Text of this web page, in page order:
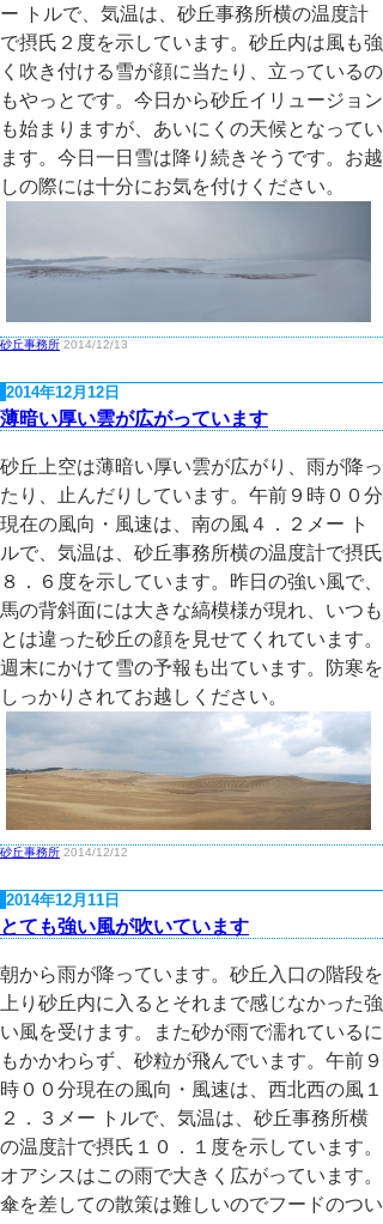
ー トルで、気温は、砂丘事務所横の温度計
で摂氏２度を示しています。砂丘内は風も強
く吹き付ける雪が顔に当たり、立っているの
もやっとです。今日から砂丘イリュージョン
も始まりますが、あいにくの天候となってい
ます。今日一日雪は降り続きそうです。お越
しの際には十分にお気を付けください。
砂丘事務所 2014/12/13
2014年12月12日
薄暗い厚い雲が広がっています
砂丘上空は薄暗い厚い雲が広がり、雨が降っ
たり、止んだりしています。午前９時００分
現在の風向・風速は、南の風４．２メー ト
ルで、気温は、砂丘事務所横の温度計で摂氏
８．６度を示しています。昨日の強い風で、
馬の背斜面には大きな縞模様が現れ、いつも
とは違った砂丘の顔を見せてくれています。
週末にかけて雪の予報も出ています。防寒を
しっかりされてお越しください。
砂丘事務所 2014/12/12
2014年12月11日
とても強い風が吹いています
朝から雨が降っています。砂丘入口の階段を
上り砂丘内に入るとそれまで感じなかった強
い風を受けます。また砂が雨で濡れているに
もかかわらず、砂粒が飛んでいます。午前９
時００分現在の風向・風速は、西北西の風１
２．３メー トルで、気温は、砂丘事務所横
の温度計で摂氏１０．１度を示しています。
オアシスはこの雨で大きく広がっています。
傘を差しての散策は難しいのでフードのつい